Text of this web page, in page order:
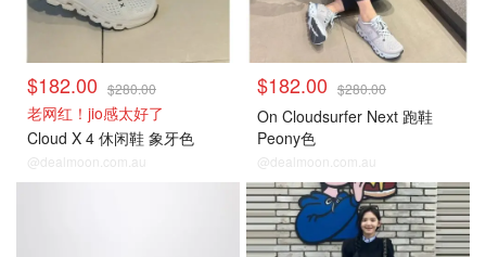
$182.00 $280.00
老网红！jio感太好了
Cloud X 4 休闲鞋 象牙色
@dealmoon.com.au
$182.00 $280.00
On Cloudsurfer Next 跑鞋
Peony色
@dealmoon.com.au